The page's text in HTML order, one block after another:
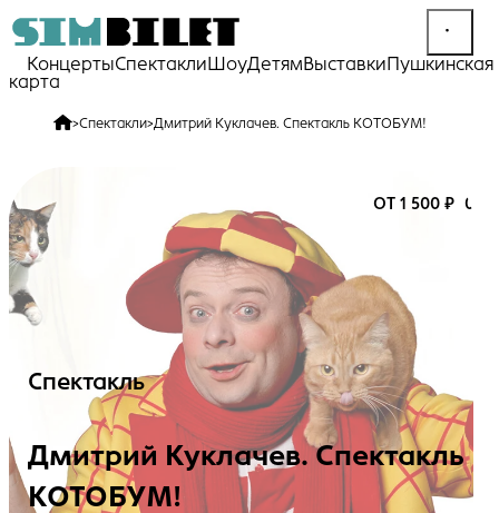
КонцертыСпектакли ШоуДетямВыставкиПушкинская
карта
>Спектакли>Дмитрий Куклачев. Спектакль КОТОБУМ!
ОТ 1 500 ₽ 0+
Спектакль
Дмитрий Куклачев. Спектакль
КОТОБУМ!